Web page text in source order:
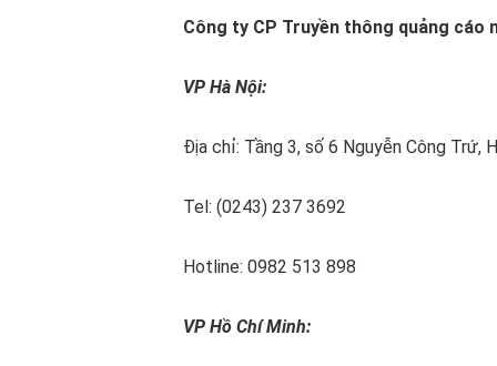
Công ty CP Truyền thông quảng cáo
VP Hà Nội:
Địa chỉ: Tầng 3, số 6 Nguyễn Công Trứ,
Tel: (0243) 237 3692
Hotline: 0982 513 898
VP Hồ Chí Minh: